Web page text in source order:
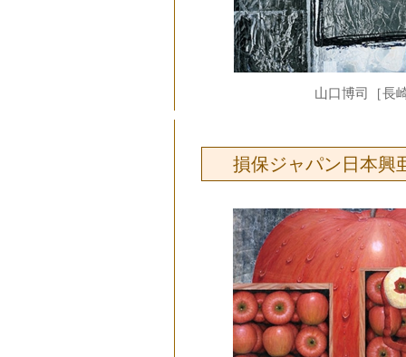
山口博司［長
損保ジャパン日本興